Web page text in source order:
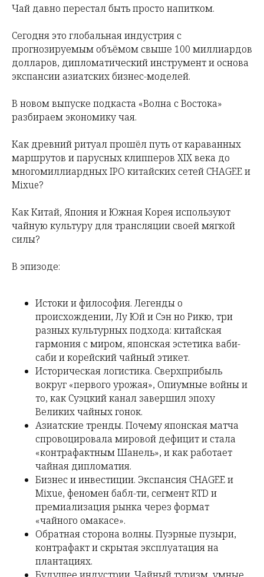
Чай давно перестал быть просто напитком.
Сегодня это глобальная индустрия с
прогнозируемым объёмом свыше 100 миллиардов
долларов, дипломатический инструмент и основа
экспансии азиатских бизнес-моделей.
В новом выпуске подкаста «Волна с Востока»
разбираем экономику чая.
Как древний ритуал прошёл путь от караванных
маршрутов и парусных клипперов XIX века до
многомиллиардных IPO китайских сетей CHAGEE и
Mixue?
Как Китай, Япония и Южная Корея используют
чайную культуру для трансляции своей мягкой
силы?
В эпизоде:
Истоки и философия. Легенды о
происхождении, Лу Юй и Сэн но Рикю, три
разных культурных подхода: китайская
гармония с миром, японская эстетика ваби-
саби и корейский чайный этикет.
Историческая логистика. Сверхприбыль
вокруг «первого урожая», Опиумные войны и
то, как Суэцкий канал завершил эпоху
Великих чайных гонок.
Азиатские тренды. Почему японская матча
спровоцировала мировой дефицит и стала
«контрафактным Шанель», и как работает
чайная дипломатия.
Бизнес и инвестиции. Экспансия CHAGEE и
Mixue, феномен бабл-ти, сегмент RTD и
премиализация рынка через формат
«чайного омакасе».
Обратная сторона волны. Пуэрные пузыри,
контрафакт и скрытая эксплуатация на
плантациях.